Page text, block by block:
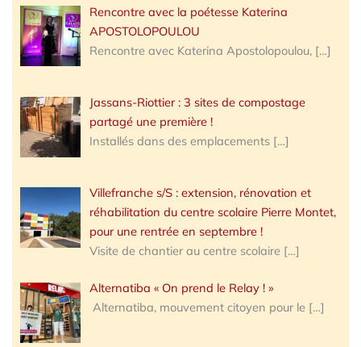
Rencontre avec la poétesse Katerina
APOSTOLOPOULOU
Rencontre avec Katerina Apostolopoulou, […]
Jassans-Riottier : 3 sites de compostage
partagé une première !
Installés dans des emplacements […]
Villefranche s/S : extension, rénovation et
réhabilitation du centre scolaire Pierre Montet,
pour une rentrée en septembre !
Visite de chantier au centre scolaire […]
Alternatiba « On prend le Relay ! »
Alternatiba, mouvement citoyen pour le […]